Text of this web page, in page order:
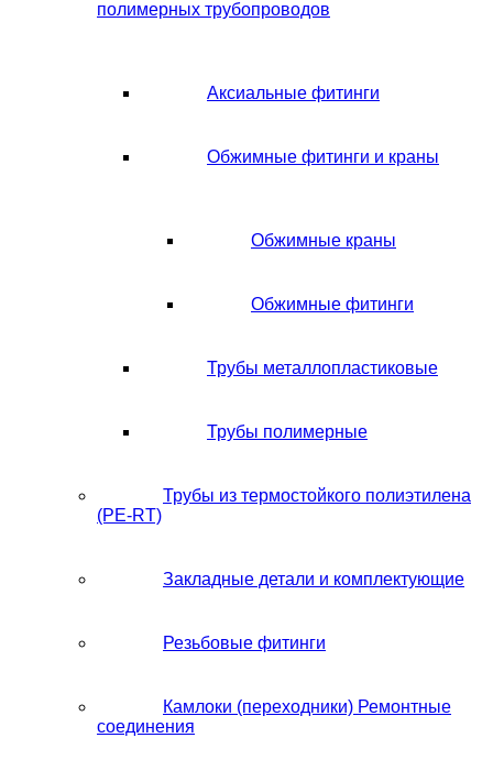
полимерных трубопроводов
Аксиальные фитинги
Обжимные фитинги и краны
Обжимные краны
Обжимные фитинги
Трубы металлопластиковые
Трубы полимерные
Трубы из термостойкого полиэтилена
(PE-RT)
Закладные детали и комплектующие
Резьбовые фитинги
Камлоки (переходники) Ремонтные
соединения